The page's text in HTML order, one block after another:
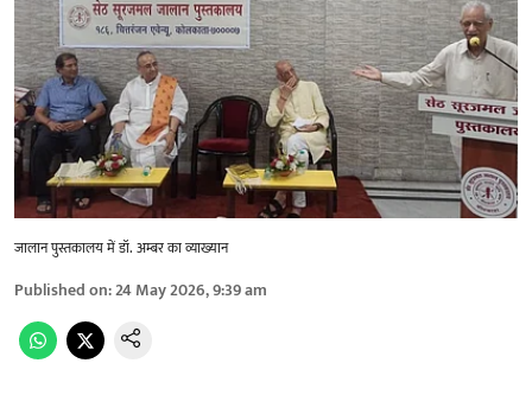
जालान पुस्तकालय में डॉ. अम्बर का व्याख्यान
Published on:24 May 2026, 9:39 am